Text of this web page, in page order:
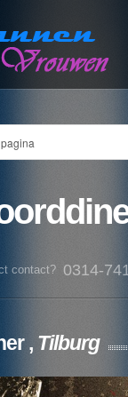
contact? 0314-
, Tilburg